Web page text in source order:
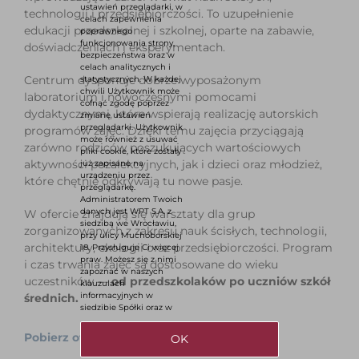
technologii i przedsiębiorczości. To uzupełnienie
edukacji przedszkolnej i szkolnej, oparte na zabawie,
doświadczeniach i eksperymentach.
Centrum dysponuje dobrze wyposażonym
laboratorium i nowoczesnymi pomocami
dydaktycznymi, które wspierają realizację autorskich
programów zajęć. Dzięki temu zajęcia przyciągają
zarówno rodziców poszukujących wartościowych
aktywności pozalekcyjnych, jak i dzieci oraz młodzież,
które chętnie odkrywają tu nowe pasje.
W ofercie znajdują się warsztaty dla grup
zorganizowanych z zakresu nauk ścisłych, technologii,
architektury, ekologii oraz przedsiębiorczości. Program
i czas trwania zajęć są dostosowane do wieku
uczestników —od przedszkolaków po uczniów szkół
średnich.
Pobierz ofertę warsztatów
ustawień przeglądarki, w
celach zapewnienia
poprawnego
funkcjonowania strony,
bezpieczeństwa oraz w
celach analitycznych i
statystycznych. W każdej
chwili Użytkownik może
cofnąć zgodę poprzez
zmianę ustawień
przeglądarki. Użytkownik
może również z usuwać
pliki cookie, które zostały
już zapisane na
urządzeniu przez
przeglądarkę.
Administratorem Twoich
danych jest WPT S.A. z
siedzibą we Wrocławiu,
przy ulicy Muchoborskiej
18. Przysługuje Ci więcej
praw. Możesz się z nimi
zapoznać w naszych
klauzulach
informacyjnych w
siedzibie Spółki oraz w
OK